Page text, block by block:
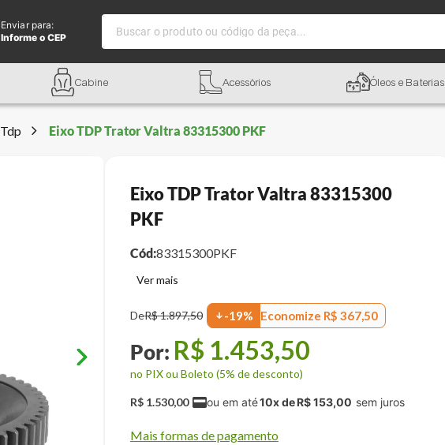
Enviar para:
Informe o CEP
Buscar o produto ou código da peça...
Cabine Acessórios Óleos e Baterias
Tdp Eixo TDP Trator Valtra 83315300 PKF
Eixo TDP Trator Valtra 83315300
PKF
Cód:83315300PKF
DeR$1.897,50 -19% Economize R$ 367,50
R$ 1.453,50
no PIX ou Boleto (5% de desconto)
R$ 1.530,00 10x deR$153,00
Mais formas de pagamento